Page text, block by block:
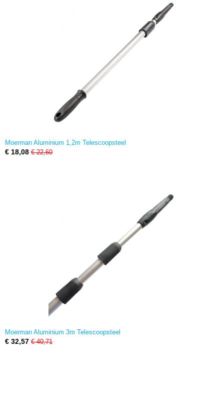
Moerman Aluminium 1,2m Telescoopsteel
€ 18,08 € 22,60
Moerman Aluminium 3m Telescoopsteel
€ 32,57 € 40,71